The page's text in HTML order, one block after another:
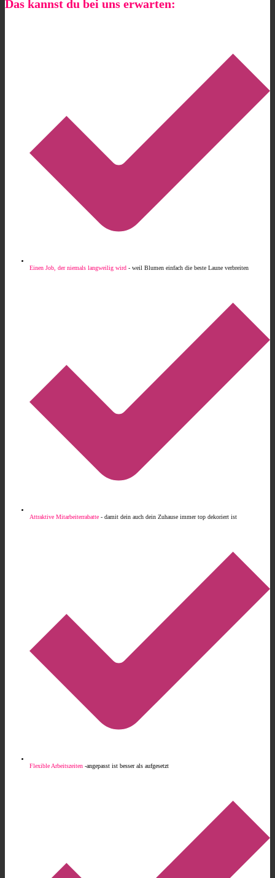
Das kannst du bei uns erwarten:
Einen Job, der niemals langweilig wird - weil Blumen einfach die beste Laune verbreiten
Attraktive Mitarbeiterrabatte - damit dein auch dein Zuhause immer top dekoriert ist
Flexible Arbeitszeiten -angepasst ist besser als aufgesetzt